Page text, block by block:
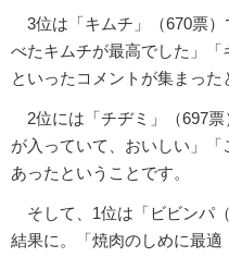
3位は「キムチ」（670票）
べたキムチが最高でした」「
といったコメントが集まった
2位には「チヂミ」（697
が入っていて、おいしい」
あったということです。
そして、1位は「ビビンパ
結果に。「焼肉のしめに最